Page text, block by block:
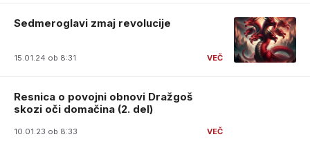
Sedmeroglavi zmaj revolucije
15.01.24 ob 8:31
Resnica o povojni obnovi Dražgoš
skozi oči domačina (2. del)
10.01.23 ob 8:33